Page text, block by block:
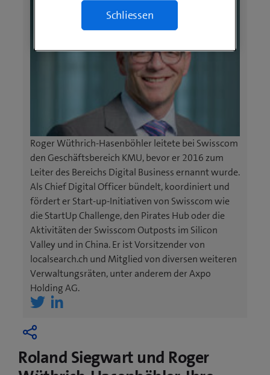
i
e
s
F
e
n
s
t
e
r
)
i
s
F
e
n
s
t
e
r
)
Roger Wüthrich-Hasenböhler leitete bei Swisscom
den Geschäftsbereich KMU, bevor er 2016 zum
Leiter des Bereichs Digital Business ernannt wurde.
Als Chief Digital Officer bündelt, koordiniert und
fördert er Start-up-Initiativen von Swisscom wie
die StartUp Challenge, den Pirates Hub oder die
Aktivitäten der Swisscom Outposts im Silicon
Valley und in China. Er ist Vorsitzender von
localsearch.ch und Mitglied von diversen weiteren
Verwaltungsräten, unter anderem der Axpo
Holding AG.
n
n
Roland Siegwart und Roger
Schliessen